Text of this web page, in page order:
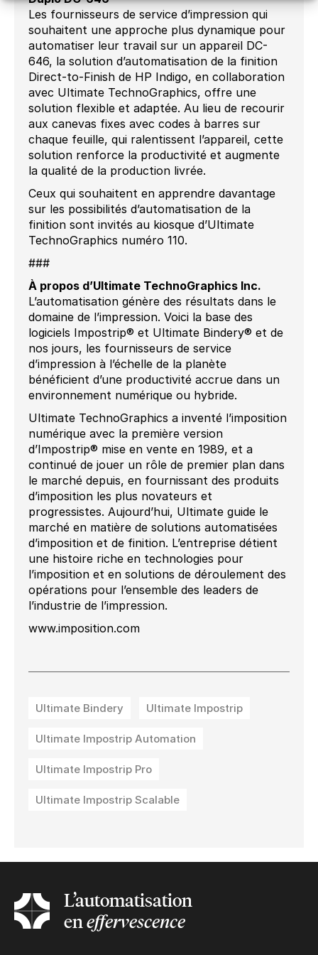
Les fournisseurs de service d’impression qui
souhaitent une approche plus dynamique pour
automatiser leur travail sur un appareil DC-
646, la solution d’automatisation de la finition
Direct-to-Finish de HP Indigo, en collaboration
avec Ultimate TechnoGraphics, offre une
solution flexible et adaptée. Au lieu de recourir
aux canevas fixes avec codes à barres sur
chaque feuille, qui ralentissent l’appareil, cette
solution renforce la productivité et augmente
la qualité de la production livrée.
Ceux qui souhaitent en apprendre davantage
sur les possibilités d’automatisation de la
finition sont invités au kiosque d’Ultimate
TechnoGraphics numéro 110.
###
À propos d’Ultimate TechnoGraphics Inc.
L’automatisation génère des résultats dans le
domaine de l’impression. Voici la base des
logiciels Impostrip® et Ultimate Bindery® et de
nos jours, les fournisseurs de service
d’impression à l’échelle de la planète
bénéficient d’une productivité accrue dans un
environnement numérique ou hybride.
Ultimate TechnoGraphics a inventé l’imposition
numérique avec la première version
d’Impostrip® mise en vente en 1989, et a
continué de jouer un rôle de premier plan dans
le marché depuis, en fournissant des produits
d’imposition les plus novateurs et
progressistes. Aujourd’hui, Ultimate guide le
marché en matière de solutions automatisées
d’imposition et de finition. L’entreprise détient
une histoire riche en technologies pour
l’imposition et en solutions de déroulement des
opérations pour l’ensemble des leaders de
l’industrie de l’impression.
www.imposition.com
Ultimate Bindery Ultimate Impostrip
Ultimate Impostrip Automation
Ultimate Impostrip Pro
Ultimate Impostrip Scalable
L’automatisation
eneffervescence